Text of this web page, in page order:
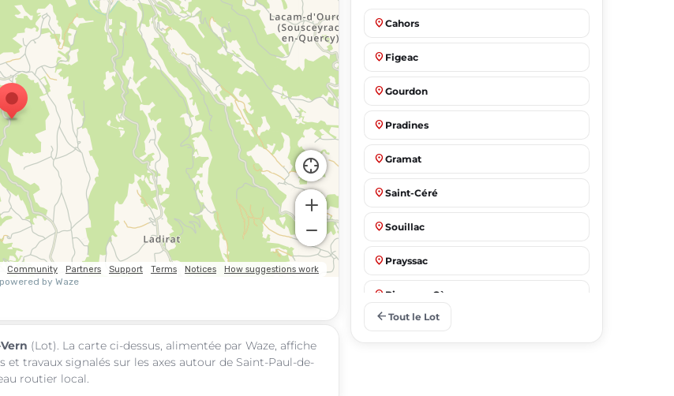
(Lot). La carte ci-dessus, alimentée par Waze, affiche
travaux signalés sur les axes autour de Saint-Paul-de-
routier local.
place Cahors
place Figeac
place Gourdon
place Pradines
place Gramat
place Saint-Céré
place Souillac
place Prayssac
place Biars-sur-Cère
arrow_back Tout le Lot